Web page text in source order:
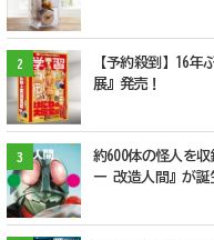
2
【予約殺到】16
展』発売！
3
約600体の怪人を
ー 改造人間』が誕